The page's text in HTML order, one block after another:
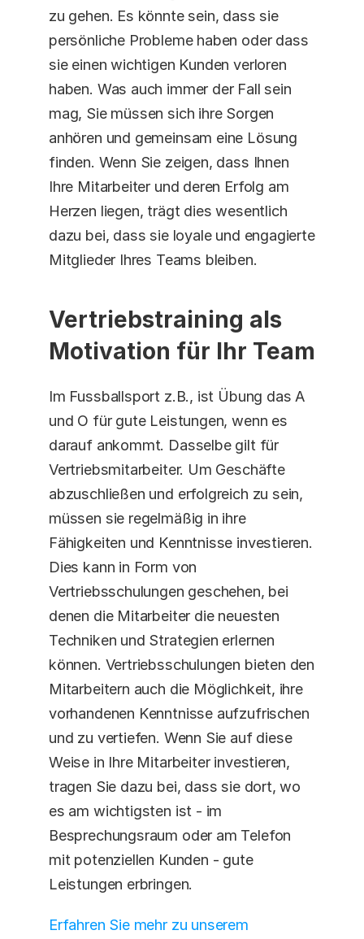
zu gehen. Es könnte sein, dass sie
persönliche Probleme haben oder dass
sie einen wichtigen Kunden verloren
haben. Was auch immer der Fall sein
mag, Sie müssen sich ihre Sorgen
anhören und gemeinsam eine Lösung
finden. Wenn Sie zeigen, dass Ihnen
Ihre Mitarbeiter und deren Erfolg am
Herzen liegen, trägt dies wesentlich
dazu bei, dass sie loyale und engagierte
Mitglieder Ihres Teams bleiben.
Vertriebstraining als
Motivation für Ihr Team
Im Fussballsport z.B., ist Übung das A
und O für gute Leistungen, wenn es
darauf ankommt. Dasselbe gilt für
Vertriebsmitarbeiter. Um Geschäfte
abzuschließen und erfolgreich zu sein,
müssen sie regelmäßig in ihre
Fähigkeiten und Kenntnisse investieren.
Dies kann in Form von
Vertriebsschulungen geschehen, bei
denen die Mitarbeiter die neuesten
Techniken und Strategien erlernen
können. Vertriebsschulungen bieten den
Mitarbeitern auch die Möglichkeit, ihre
vorhandenen Kenntnisse aufzufrischen
und zu vertiefen. Wenn Sie auf diese
Weise in Ihre Mitarbeiter investieren,
tragen Sie dazu bei, dass sie dort, wo
es am wichtigsten ist - im
Besprechungsraum oder am Telefon
mit potenziellen Kunden - gute
Leistungen erbringen.
Erfahren Sie mehr zu unserem